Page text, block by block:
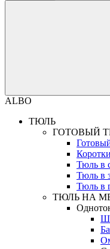
ALBO
ТЮЛЬ
ГОТОВЫЙ
Тюль в
Тюль в
Тюль в
ТЮЛЬ НА